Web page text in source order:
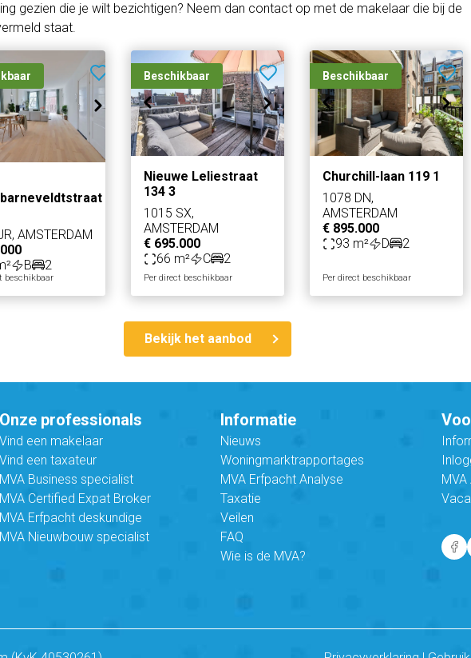
gezien die je wilt bezichtigen? Neem dan contact op met de makelaar die bij de
staat.
AMSTERDAM
B 2
beschikbaar
Beschikbaar
Nieuwe Leliestraat
134 3
1015 SX,
AMSTERDAM
€ 695.000
66 m²
C 2
Per direct beschikbaar
Beschikbaar
Churchill-laan 119 1
1078 DN,
AMSTERDAM
€ 895.000
93 m²
D 2
Per direct beschikbaar
Bekijk het aanbod
Onze professionals
Vind een makelaar
Vind een taxateur
MVA Business specialist
MVA Certified Expat Broker
MVA Erfpacht deskundige
MVA Nieuwbouw specialist
Informatie
Nieuws
Woningmarktrapportages
MVA Erfpacht Analyse
Taxatie
Veilen
FAQ
Wie is de MVA?